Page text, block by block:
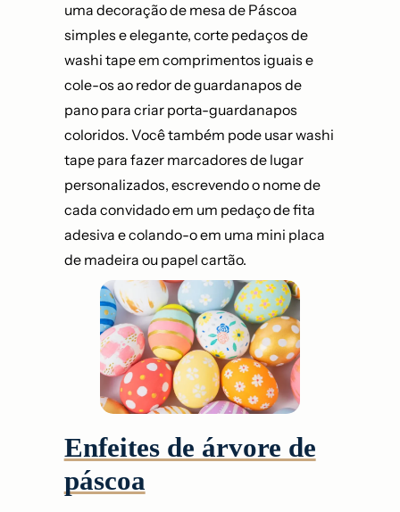
uma decoração de mesa de Páscoa
simples e elegante, corte pedaços de
washi tape em comprimentos iguais e
cole-os ao redor de guardanapos de
pano para criar porta-guardanapos
coloridos. Você também pode usar washi
tape para fazer marcadores de lugar
personalizados, escrevendo o nome de
cada convidado em um pedaço de fita
adesiva e colando-o em uma mini placa
de madeira ou papel cartão.
Enfeites de árvore de
páscoa